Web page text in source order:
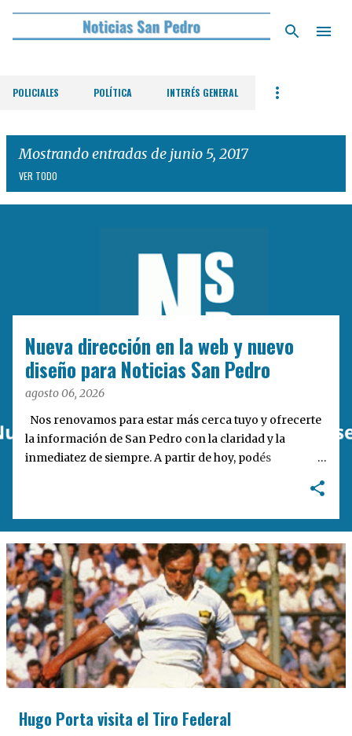
Ir al contenido principal
POLICIALES POLÍTICA INTERÉS GENERAL
Mostrando entradas de junio 5, 2017
VER TODO
Nueva dirección en la web y nuevo
diseño para Noticias San Pedro
agosto 06, 2026
Nos renovamos para estar más cerca tuyo y ofrecerte
la información de San Pedro con la claridad y la
inmediatez de siempre. A partir de hoy, podés
Desarrollamos una interfaz más ágil, moderna e
intuitiva, pensada para optimizar la navegación desde
cualquier dispositivo, facilitar el acceso a las noticias
locales y potenciar la interacción de los lectores con
nuestros contenidos.
Hugo Porta visita el Tiro Federal